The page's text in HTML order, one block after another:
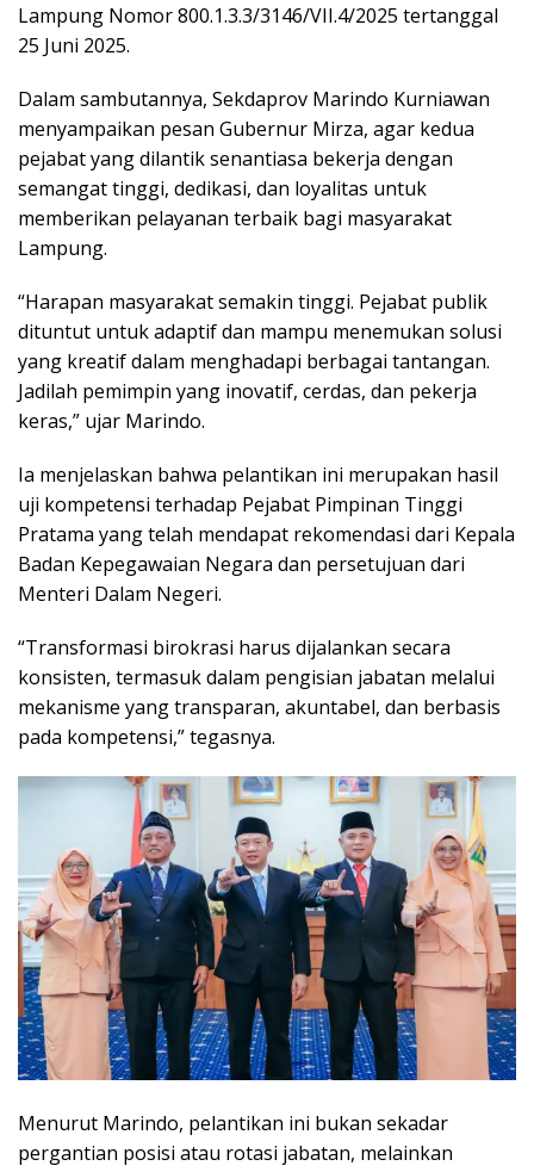
Lampung Nomor 800.1.3.3/3146/VII.4/2025 tertanggal
25 Juni 2025.
Dalam sambutannya, Sekdaprov Marindo Kurniawan
menyampaikan pesan Gubernur Mirza, agar kedua
pejabat yang dilantik senantiasa bekerja dengan
semangat tinggi, dedikasi, dan loyalitas untuk
memberikan pelayanan terbaik bagi masyarakat
Lampung.
“Harapan masyarakat semakin tinggi. Pejabat publik
dituntut untuk adaptif dan mampu menemukan solusi
yang kreatif dalam menghadapi berbagai tantangan.
Jadilah pemimpin yang inovatif, cerdas, dan pekerja
keras,” ujar Marindo.
Ia menjelaskan bahwa pelantikan ini merupakan hasil
uji kompetensi terhadap Pejabat Pimpinan Tinggi
Pratama yang telah mendapat rekomendasi dari Kepala
Badan Kepegawaian Negara dan persetujuan dari
Menteri Dalam Negeri.
“Transformasi birokrasi harus dijalankan secara
konsisten, termasuk dalam pengisian jabatan melalui
mekanisme yang transparan, akuntabel, dan berbasis
pada kompetensi,” tegasnya.
Menurut Marindo, pelantikan ini bukan sekadar
pergantian posisi atau rotasi jabatan, melainkan